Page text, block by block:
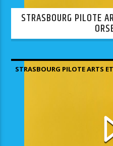
STRASBOURG PILOTE
STRASBOURG PILOTE ARTS